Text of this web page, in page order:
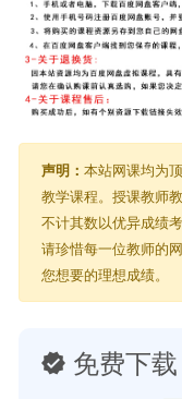
声明： 本站网课均为
教学课程。授课教师
不计其数以优异成绩
请珍惜每一位教师的
您想要的理想成绩。
免费下载